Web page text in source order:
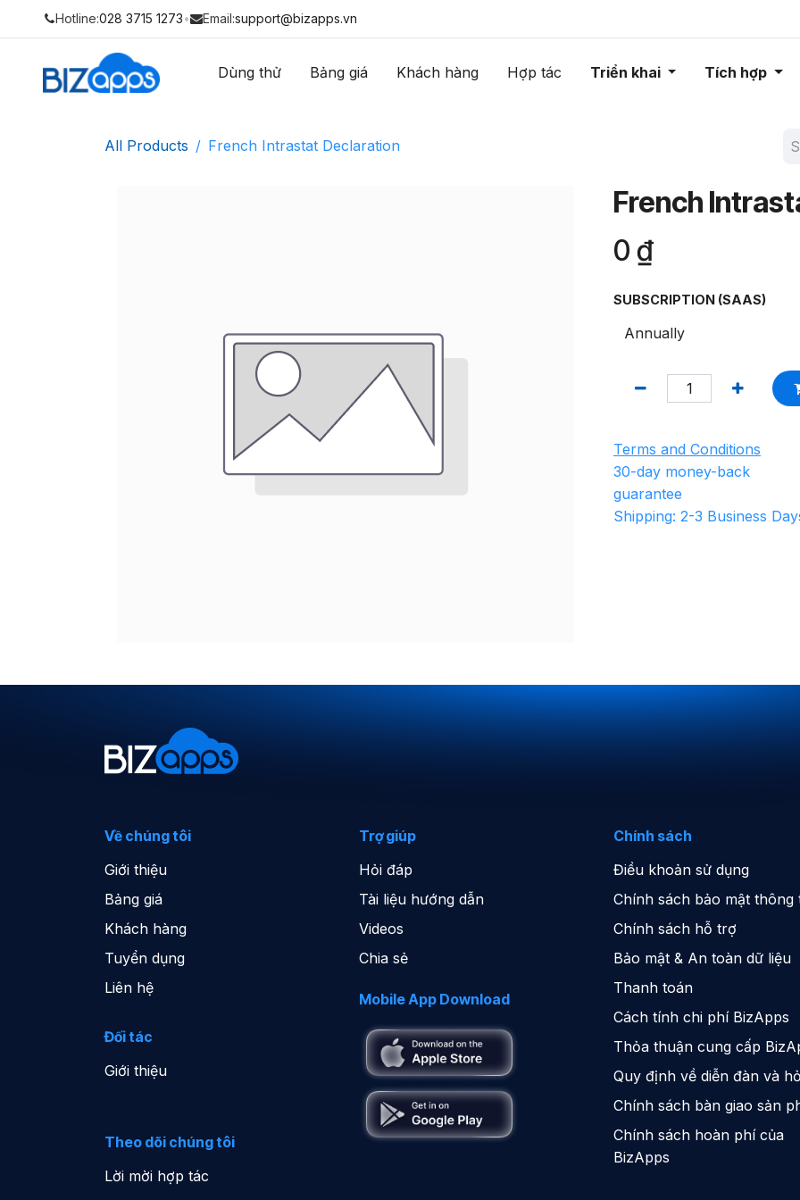
Hotline:028 3715 1273• Email:support@bizapps.vn
Dùng thử Bảng giá Khách hàng Hợp tác Triển khai Tích hợp
All Products French Intrastat Declaration
French
0 ₫
SUBSCRIPTION (SAAS)
Terms and Conditions
30-day money-back
guarantee
Shipping: 2-3 Business
Về chúng tôi
Giới thiệu
Bảng giá
Khách hàng
Tuyển dụng
Liên hệ
Đối tác
Giới thiệu
Theo dõi chúng tôi
Lời mời hợp tác
Trợ giúp
Hỏi đáp
Tài liệu hướng dẫn
Videos
Chia sẻ
Mobile App Download
Chính sách
Điều khoản sử dụng
Chính sách bảo mật thông
Chính sách hỗ trợ
Bảo mật & An toàn dữ liệu
Thanh toán
Cách tính chi phí BizApps
Thỏa thuận cung cấp
Quy định về diễn đàn và
Chính sách bàn giao sản
Chính sách hoàn phí của
BizApps